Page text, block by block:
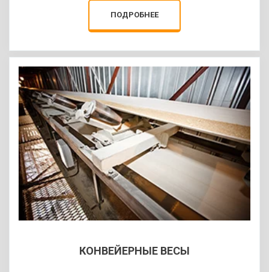
ПРОЕКТИРОВАНИЕ,
ИЗГОТОВЛЕНИЕ,
МОНТАЖ И
ПОДРОБНЕЕ
КОНВЕЙЕРНЫЕ ВЕСЫ